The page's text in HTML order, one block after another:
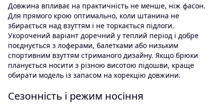
Довжина впливає на практичність не менше, ніж фасон.
Для прямого крою оптимально, коли штанина не
збирається над взуттям і не торкається підлоги.
Укорочений варіант доречний у теплий період і добре
поєднується з лоферами, балетками або низьким
спортивним взуттям стриманого дизайну. Якщо брюки
планується носити з різною висотою підошви, краще
обирати модель із запасом на корекцію довжини.
Сезонність і режим носіння